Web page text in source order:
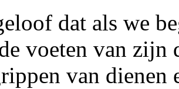
dat als we
voeten van zijn
van dienen